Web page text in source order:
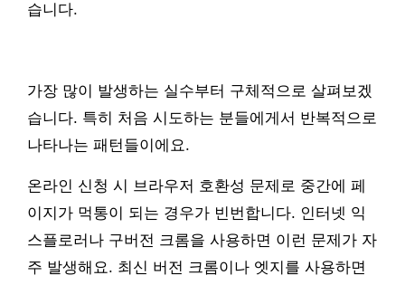
습니다.
가장 많이 발생하는 실수부터 구체적으로 살펴보겠
습니다. 특히 처음 시도하는 분들에게서 반복적으로
나타나는 패턴들이에요.
온라인 신청 시 브라우저 호환성 문제로 중간에 페
이지가 먹통이 되는 경우가 빈번합니다. 인터넷 익
스플로러나 구버전 크롬을 사용하면 이런 문제가 자
주 발생해요. 최신 버전 크롬이나 엣지를 사용하면